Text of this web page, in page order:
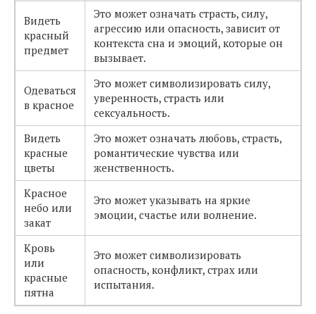
Видеть
красный
предмет
Это может означать страсть, силу,
агрессию или опасность, зависит от
контекста сна и эмоций, которые он
вызывает.
Одеваться
в красное
Это может символизировать силу,
уверенность, страсть или
сексуальность.
Видеть
красные
цветы
Это может означать любовь, страсть,
романтические чувства или
женственность.
Красное
небо или
закат
Это может указывать на яркие
эмоции, счастье или волнение.
Кровь
или
красные
пятна
Это может символизировать
опасность, конфликт, страх или
испытания.